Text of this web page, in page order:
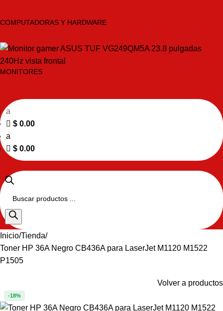
COMPUTADORAS Y HARDWARE
MONITORES
a
$ 0.00
a
$ 0.00
Inicio Tienda
Toner HP 36A Negro CB436A para LaserJet M1120 M1522
P1505
Volver a productos
-18%